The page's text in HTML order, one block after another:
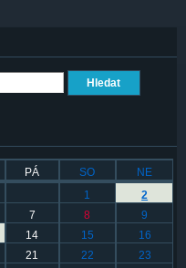
PÁ SO
NE
1
2
7 8
9
14 15
16
21 22
23